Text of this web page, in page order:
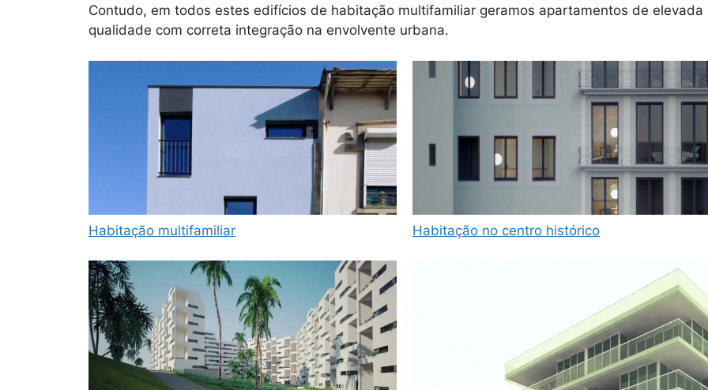
Contudo, em todos estes edifícios de habitação multifamiliar geramos apartamentos de elevada
qualidade com correta integração na envolvente urbana.
Habitação multifamiliar Habitação no centro histórico